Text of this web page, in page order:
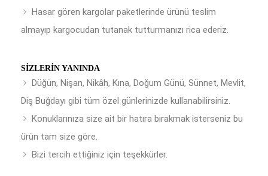
Hasar gören kargolar paketlerinde ürünü teslim
almayıp kargocudan tutanak tutturmanızı rica ederiz.
SIZLERIN YANINDA
Düğün, Nişan, Nikâh, Kına, Doğum Günü, Sünnet, Mevlit,
Diş Buğdayı gibi tüm özel günlerinizde kullanabilirsiniz.
Konuklarınıza size ait bir hatıra bırakmak isterseniz bu
ürün tam size göre.
Bizi tercih ettiğiniz için teşekkürler.